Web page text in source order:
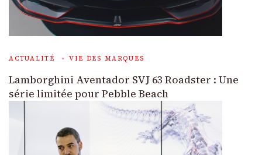
ACTUALITÉ VIE DES MARQUES
Lamborghini Aventador SVJ 63 Roadster : Une
série limitée pour Pebble Beach